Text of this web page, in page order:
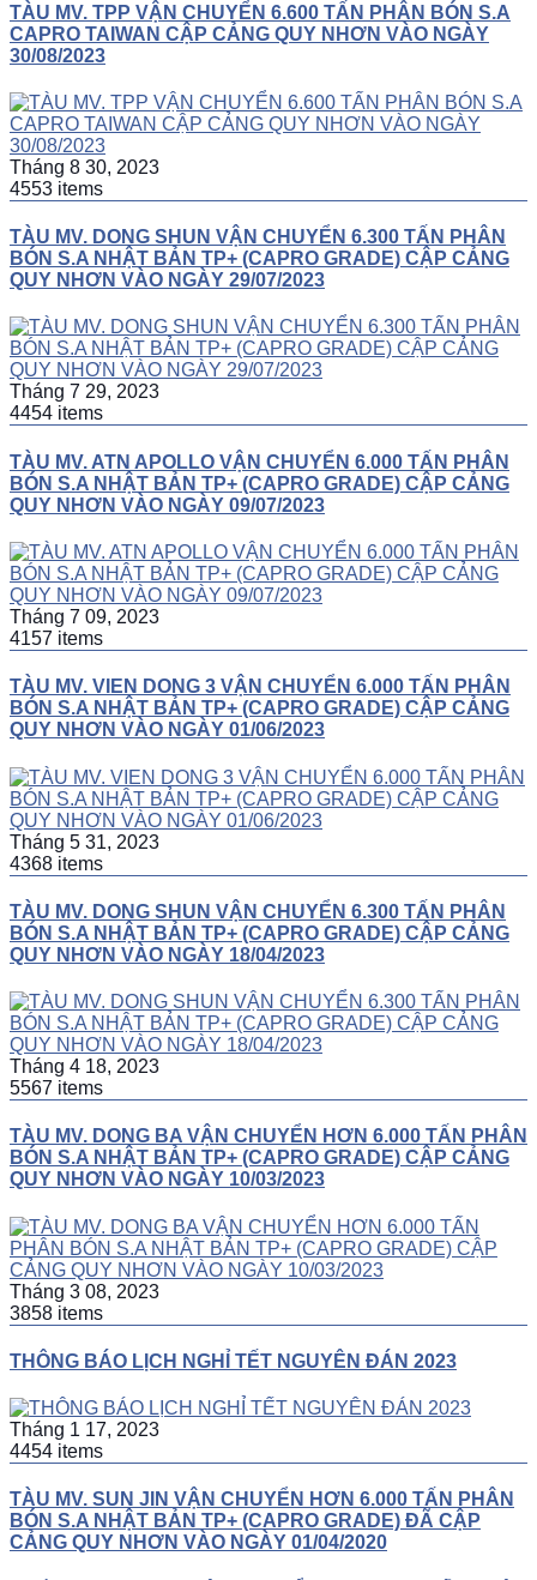
TÀU MV. TPP VẬN CHUYỂN 6.600 TẤN PHÂN BÓN S.A
CAPRO TAIWAN CẬP CẢNG QUY NHƠN VÀO NGÀY
30/08/2023
Tháng 8 30, 2023
4553 items
TÀU MV. DONG SHUN VẬN CHUYỂN 6.300 TẤN PHÂN
BÓN S.A NHẬT BẢN TP+ (CAPRO GRADE) CẬP CẢNG
QUY NHƠN VÀO NGÀY 29/07/2023
Tháng 7 29, 2023
4454 items
TÀU MV. ATN APOLLO VẬN CHUYỂN 6.000 TẤN PHÂN
BÓN S.A NHẬT BẢN TP+ (CAPRO GRADE) CẬP CẢNG
QUY NHƠN VÀO NGÀY 09/07/2023
Tháng 7 09, 2023
4157 items
TÀU MV. VIEN DONG 3 VẬN CHUYỂN 6.000 TẤN PHÂN
BÓN S.A NHẬT BẢN TP+ (CAPRO GRADE) CẬP CẢNG
QUY NHƠN VÀO NGÀY 01/06/2023
Tháng 5 31, 2023
4368 items
TÀU MV. DONG SHUN VẬN CHUYỂN 6.300 TẤN PHÂN
BÓN S.A NHẬT BẢN TP+ (CAPRO GRADE) CẬP CẢNG
QUY NHƠN VÀO NGÀY 18/04/2023
Tháng 4 18, 2023
5567 items
TÀU MV. DONG BA VẬN CHUYỂN HƠN 6.000 TẤN PHÂN
BÓN S.A NHẬT BẢN TP+ (CAPRO GRADE) CẬP CẢNG
QUY NHƠN VÀO NGÀY 10/03/2023
Tháng 3 08, 2023
3858 items
THÔNG BÁO LỊCH NGHỈ TẾT NGUYÊN ĐÁN 2023
Tháng 1 17, 2023
4454 items
TÀU MV. SUN JIN VẬN CHUYỂN HƠN 6.000 TẤN PHÂN
BÓN S.A NHẬT BẢN TP+ (CAPRO GRADE) ĐÃ CẬP
CẢNG QUY NHƠN VÀO NGÀY 01/04/2020